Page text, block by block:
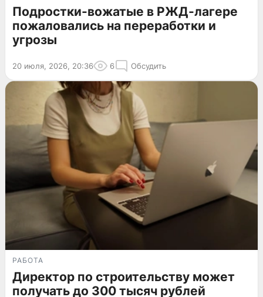
Подростки-вожатые в РЖД-лагере
пожаловались на переработки и
угрозы
20 июля, 2026, 20:36 6 Обсудить
РАБОТА
Директор по строительству может
получать до 300 тысяч рублей